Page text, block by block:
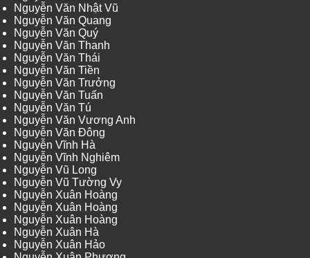
Nguyễn Văn Nhật Vũ
Nguyễn Văn Quang
Nguyễn Văn Quý
Nguyễn Văn Thanh
Nguyễn Văn Thái
Nguyễn Văn Tiền
Nguyễn Văn Trưởng
Nguyễn Văn Tuấn
Nguyễn Văn Tú
Nguyễn Văn Vương Anh
Nguyễn Văn Đông
Nguyễn Vĩnh Hà
Nguyễn Vĩnh Nghiêm
Nguyễn Vũ Long
Nguyễn Vũ Tường Vy
Nguyễn Xuân Hoàng
Nguyễn Xuân Hoàng
Nguyễn Xuân Hoàng
Nguyễn Xuân Hà
Nguyễn Xuân Hảo